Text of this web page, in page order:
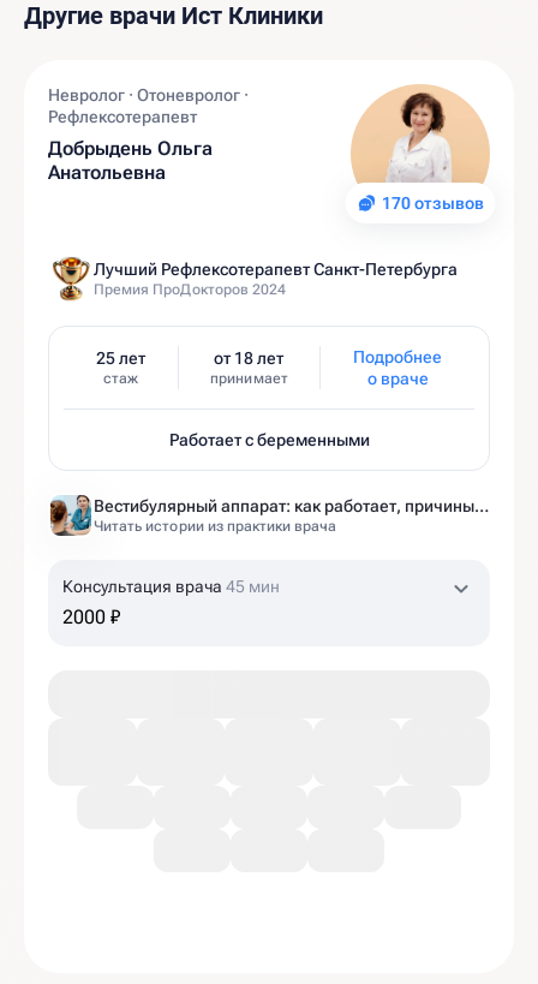
Другие врачи Ист Клиники
170 отзывов
Невролог · Отоневролог ·
Рефлексотерапевт
Добрыдень Ольга
Анатольевна
Лучший Рефлексотерапевт Санкт-Петербурга
Премия ПроДокторов 2024
25 лет
стаж
от 18 лет
принимает
Подробнее
о враче
Работает с беременными
Вестибулярный аппарат: как работает, причины нарушений и как тренировать?
Читать истории из практики врача
Консультация врача 45 мин
2000 ₽